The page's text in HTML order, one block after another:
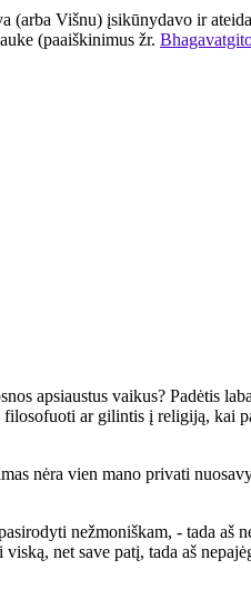
(arba Višnu) įsikūnydavo ir
(paaiškinimus žr.
apsiaustus vaikus? Padėtis
ar gilintis į religiją, kai
nėra vien mano privati
nežmoniškam, - tada aš
net save patį, tada aš